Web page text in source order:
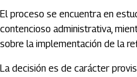
El proceso se encuentra en
contencioso administrativa,
sobre la implementación de la
La decisión es de carácter